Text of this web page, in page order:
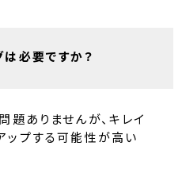
必要ですか？
題ありませんが、キレイ
プする可能性が高い